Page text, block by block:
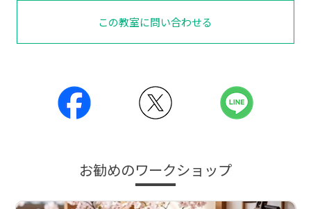
この教室に問い合わせる
お勧めのワークショップ